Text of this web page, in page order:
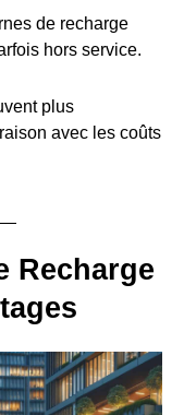
de recharge
hors service.
plus
avec les coûts
Recharge